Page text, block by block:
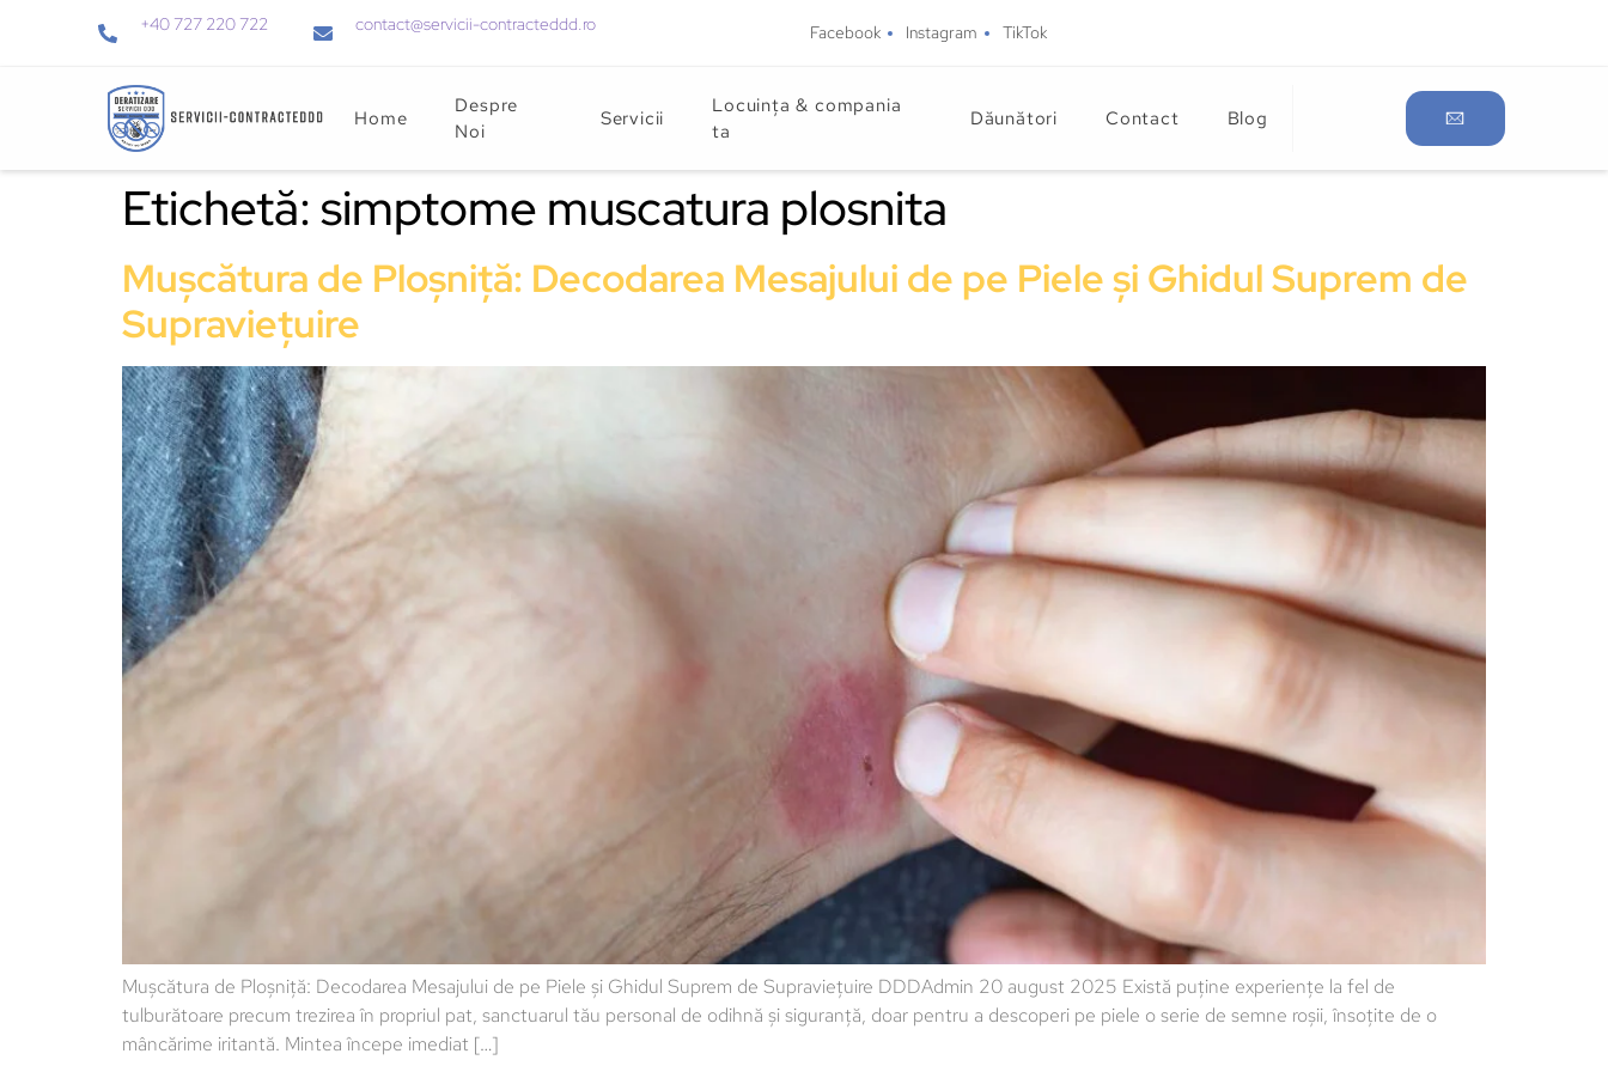
+40 727 220 722 contact@servicii-contracteddd.ro Facebook Instagram TikTok
Home
Despre
Noi
Servicii
Locuința & compania
ta
Dăunători Contact Blog
Etichetă:simptome muscatura plosnita
Mușcătura de Ploșniță: Decodarea Mesajului de pe Piele și Ghidul Suprem de
Supraviețuire
Mușcătura de Ploșniță: Decodarea Mesajului de pe Piele și Ghidul Suprem de Supraviețuire DDDAdmin 20 august 2025 Există puține experiențe la fel de
tulburătoare precum trezirea în propriul pat, sanctuarul tău personal de odihnă și siguranță, doar pentru a descoperi pe piele o serie de semne roșii, însoțite de o
mâncărime iritantă. Mintea începe imediat […]